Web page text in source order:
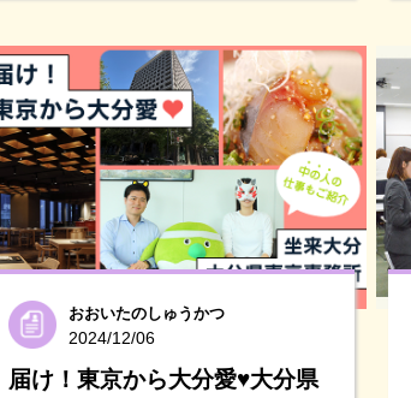
おおいたのしゅうかつ
2024/12/06
届け！東京から大分愛♥大分県